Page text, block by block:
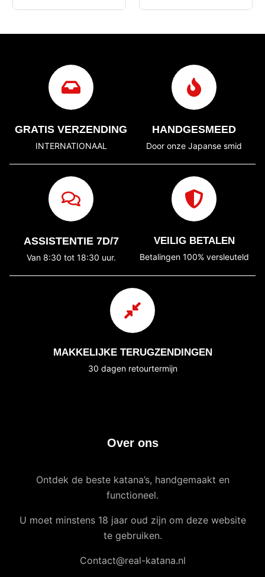
GRATIS VERZENDING
INTERNATIONAAL
HANDGESMEED
Door onze Japanse smid
ASSISTENTIE 7D/7
Van 8:30 tot 18:30 uur.
VEILIG BETALEN
Betalingen 100% versleuteld
MAKKELIJKE TERUGZENDINGEN
30 dagen retourtermijn
Over ons
Ontdek de beste katana’s, handgemaakt en
functioneel.
U moet minstens 18 jaar oud zijn om deze website
te gebruiken.
Contact@real-katana.nl